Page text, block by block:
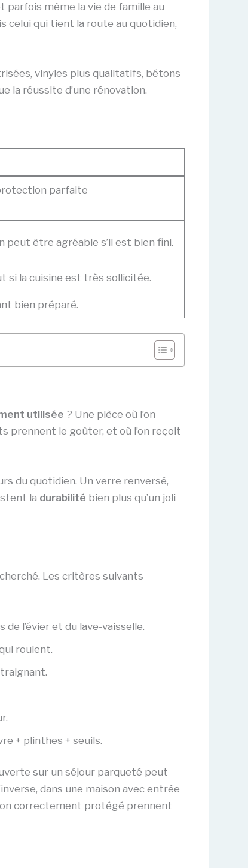
parfois même la vie de famille au
celui qui tient la route au quotidien,
vinyles plus qualitatifs, bétons
la réussite d’une rénovation.
parfaite
peut être agréable s’il est bien fini.
si la cuisine est très sollicitée.
bien préparé.
utilisée ? Une pièce où l’on
prennent le goûter, et où l’on reçoit
du quotidien. Un verre renversé,
la durabilité bien plus qu’un joli
Les critères suivants
l’évier et du lave-vaisselle.
roulent.
+ plinthes + seuils.
sur un séjour parqueté peut
dans une maison avec entrée
correctement protégé prennent